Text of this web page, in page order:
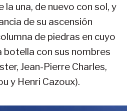
la una, de nuevo con sol, y
de su ascensión
de piedras en cuyo
botella con sus nombres
Jean-Pierre Charles,
y Henri Cazoux).